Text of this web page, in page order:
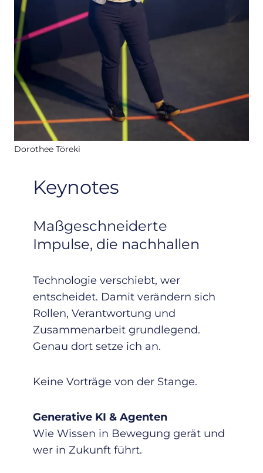
Dorothee Töreki
Keynotes
Maßgeschneiderte
Impulse, die nachhallen
Technologie verschiebt, wer
entscheidet. Damit verändern sich
Rollen, Verantwortung und
Zusammenarbeit grundlegend.
Genau dort setze ich an.
Keine Vorträge von der Stange.
Generative KI & Agenten
Wie Wissen in Bewegung gerät und
wer in Zukunft führt.